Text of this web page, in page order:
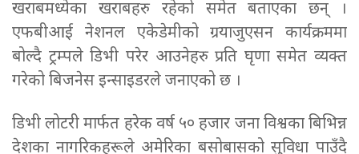
खराबमध्येका खराबहरु रहेको समेत बताएका छन् ।
एफबीआई नेशनल एकेडेमीको ग्रयाजुएसन कार्यक्रममा
बोल्दै ट्रम्पले डिभी परेर आउनेहरु प्रति घृणा समेत व्यक्त
गरेको बिजनेस इन्साइडरले जनाएको छ ।
डिभी लोटरी मार्फत हरेक वर्ष ५० हजार जना विश्वका बिभिन्न
देशका नागरिकहरूले अमेरिका बसोबासको सुविधा पाउँदै